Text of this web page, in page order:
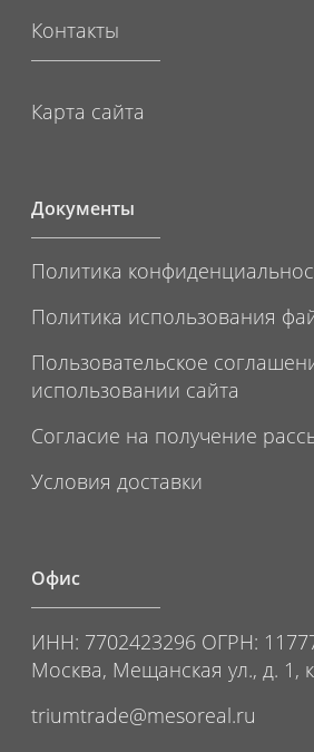
Контакты
Карта сайта
Документы
Политика
Политика использования
Пользовательское
использовании сайта
Согласие на получение
Условия доставки
Офис
ИНН: 7702423296 ОГРН:
Москва, Мещанская ул., д. 1,
triumtrade@mesoreal.ru